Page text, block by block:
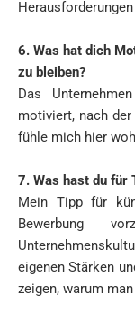
6. Was hat dich
zu bleiben?
Das
motiviert, nach
fühle mich hier
7. Was hast du für
Mein Tipp für
Bewerbung
eigenen Stärken
zeigen, warum